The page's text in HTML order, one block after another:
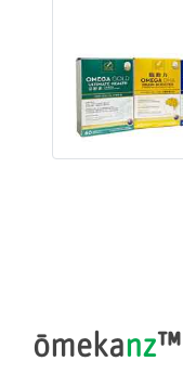
ōmekanz™